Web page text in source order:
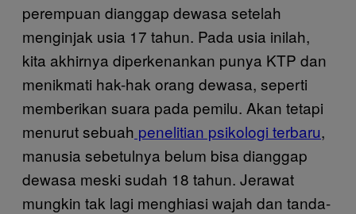
perempuan dianggap dewasa setelah
menginjak usia 17 tahun. Pada usia inilah,
kita akhirnya diperkenankan punya KTP dan
menikmati hak-hak orang dewasa, seperti
memberikan suara pada pemilu. Akan tetapi
menurut sebuah penelitian psikologi terbaru,
manusia sebetulnya belum bisa dianggap
dewasa meski sudah 18 tahun. Jerawat
mungkin tak lagi menghiasi wajah dan tanda-